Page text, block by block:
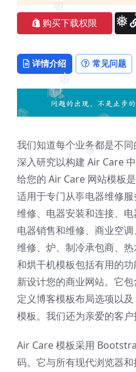
❅ ❅
❅
❅
❅
❅
❅
❅
购买下载权限
详情介绍 常见问题
我们知道每个业务都是不
深入研究以构建 Air Care
给您的 Air Care 网站模板
适用于专门从事电器维修
维修、电器安装和连接、
电器销售和维修、商业空
维修、炉、制冷承包商、
和烘干机模板包括有用的
新设计您的商业网站。它
定义博客模板布局选项以
模板。我们还为亲爱的客户
Air Care 模板采用
码。它与所有现代浏览器